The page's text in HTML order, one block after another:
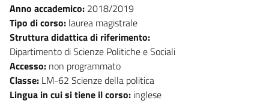
Anno accademico: 2018/2019
Tipo di corso: laurea magistrale
Struttura didattica di riferimento:
Dipartimento di Scienze Politiche e Sociali
Accesso: non programmato
Classe: LM-62 Scienze della politica
Lingua in cui si tiene il corso: inglese